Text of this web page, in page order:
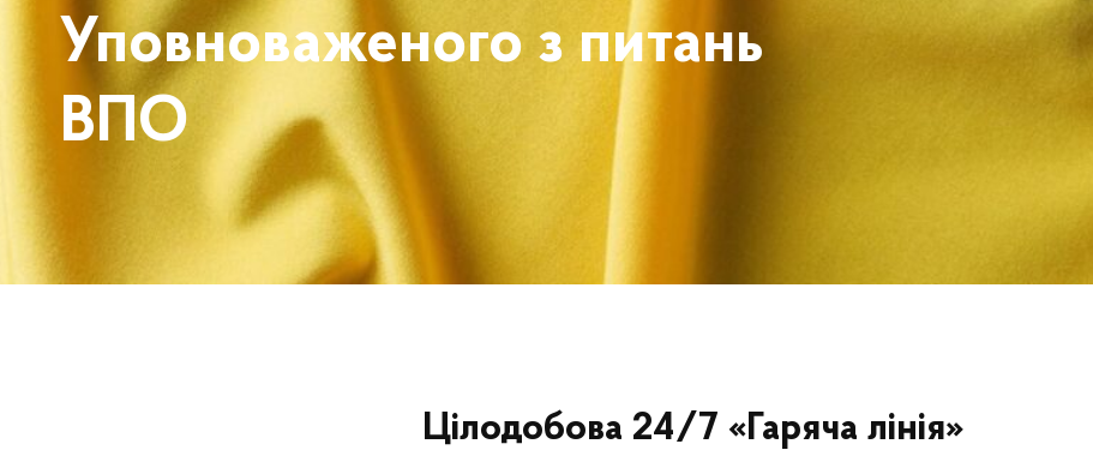
Уповноваженого з питань
ВПО
Цілодобова 24/7 «Гаряча лінія»